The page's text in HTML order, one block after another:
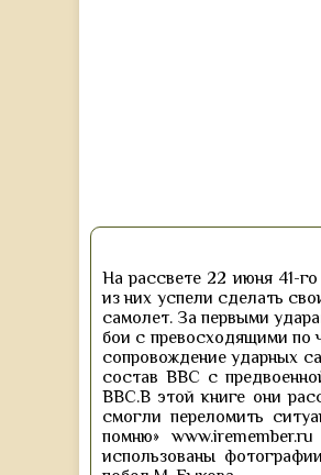
На рассвете 22 июня 41-
из них успели сделать
самолет. За первыми
бои с превосходящими по
сопровождение ударных
состав ВВС с
ВВС.В этой книге они
смогли переломить
помню»
использованы